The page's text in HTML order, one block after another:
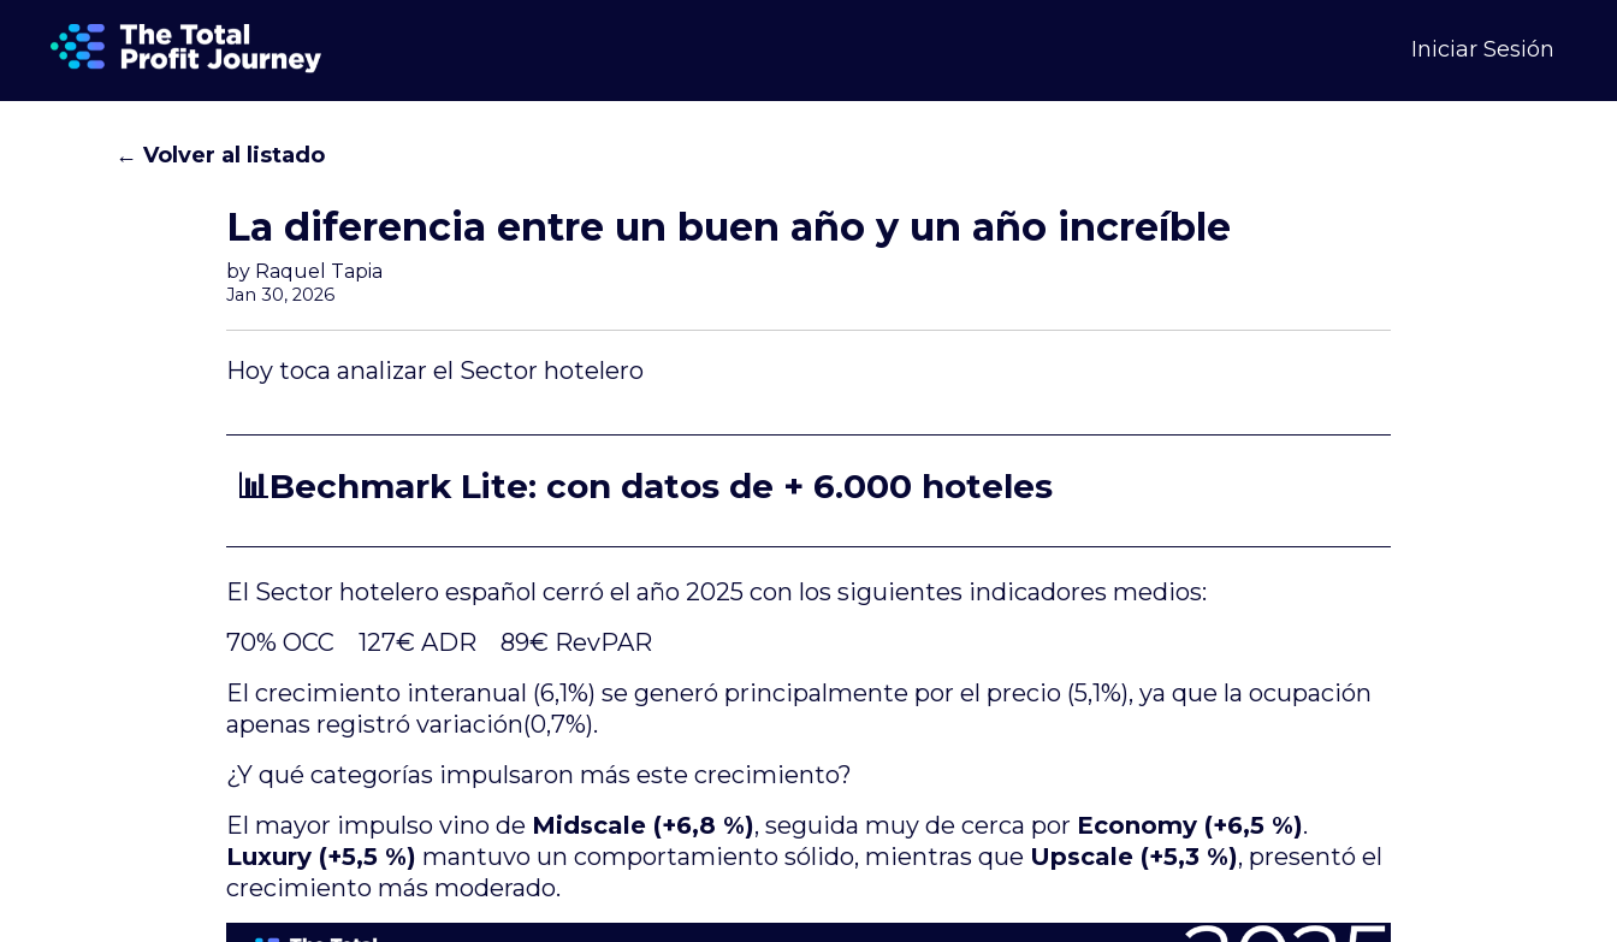
Iniciar Sesión
← Volver al listado
La diferencia entre un buen año y un año increíble
by Raquel Tapia
Jan 30, 2026
Hoy toca analizar el Sector hotelero
📊Bechmark Lite: con datos de + 6.000 hoteles
El Sector hotelero español cerró el año 2025 con los siguientes indicadores medios:
70% OCC 127€ ADR 89€ RevPAR
El crecimiento interanual (6,1%) se generó principalmente por el precio (5,1%), ya que la ocupación
apenas registró variación(0,7%).
¿Y qué categorías impulsaron más este crecimiento?
El mayor impulso vino de Midscale (+6,8 %), seguida muy de cerca por Economy (+6,5 %).
Luxury (+5,5 %) mantuvo un comportamiento sólido, mientras que Upscale (+5,3 %), presentó el
crecimiento más moderado.